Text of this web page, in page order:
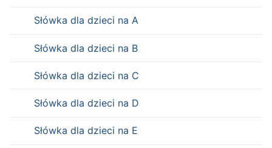
Słówka dla dzieci na A
Słówka dla dzieci na B
Słówka dla dzieci na C
Słówka dla dzieci na D
Słówka dla dzieci na E